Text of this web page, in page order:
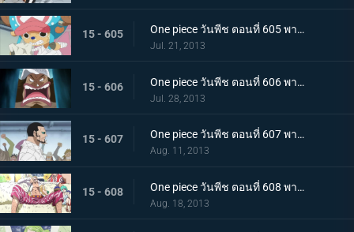
15 - 605 One piece วันพีช ตอนที่ 605 พากย์ไทย น้ำตาของทาชิงิ! แผนบุกทะลวงด้วยชีวิตของ G5
Jul. 21, 2013
15 - 606 One piece วันพีช ตอนที่ 606 พากย์ไทย พลเรือโทผู้ทรยศ! ไม้ไผ่ปีศาจ เวอร์โก้!
Jul. 28, 2013
15 - 607 One piece วันพีช ตอนที่ 607 พากย์ไทย การต่อสู้สุดดุเดือด ลูฟี่ ปะทะ ซีซาร์
Aug. 11, 2013
15 - 608 One piece วันพีช ตอนที่ 608 พากย์ไทย ผู้ชักใยในเงามืด! โดฟลามิงโก้ เริ่มเคลื่อนไหว!
Aug. 18, 2013